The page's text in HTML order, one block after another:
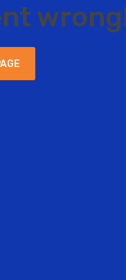
nt wrong
AG E